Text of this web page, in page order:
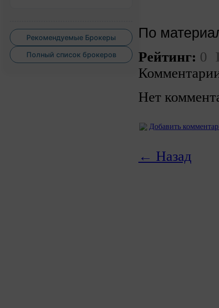
Рекомендуемые Брокеры
Полный список брокеров
По
Рейтинг: 0
Нет
Добавить
← Назад